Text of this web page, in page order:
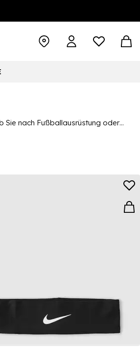
Sie nach Fußballausrüstung oder
Schweißbändern und
shoppen Sie